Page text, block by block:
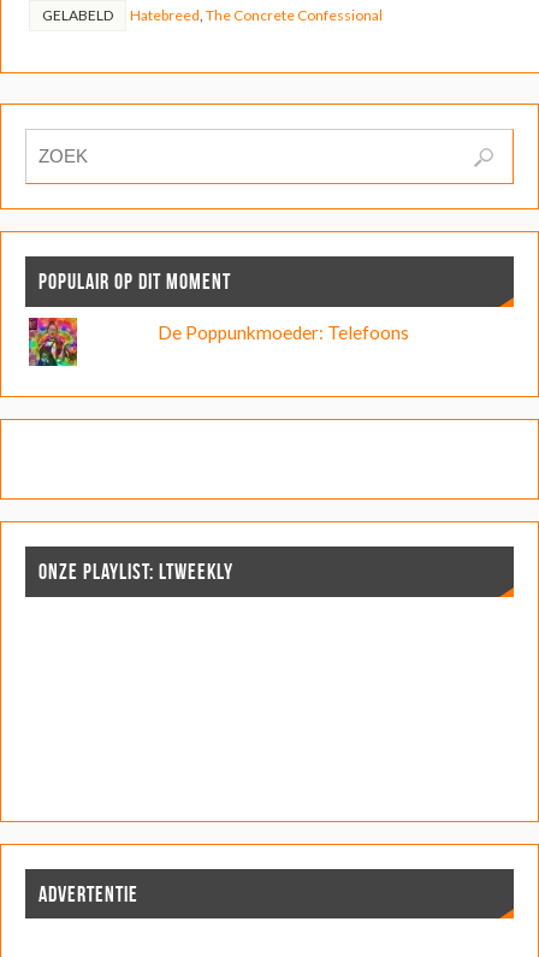
GELABELD Hatebreed The Concrete Confessional
POPULAIR OP DIT MOMENT
De Poppunkmoeder: Telefoons
ONZE PLAYLIST: LTWEEKLY
ADVERTENTIE